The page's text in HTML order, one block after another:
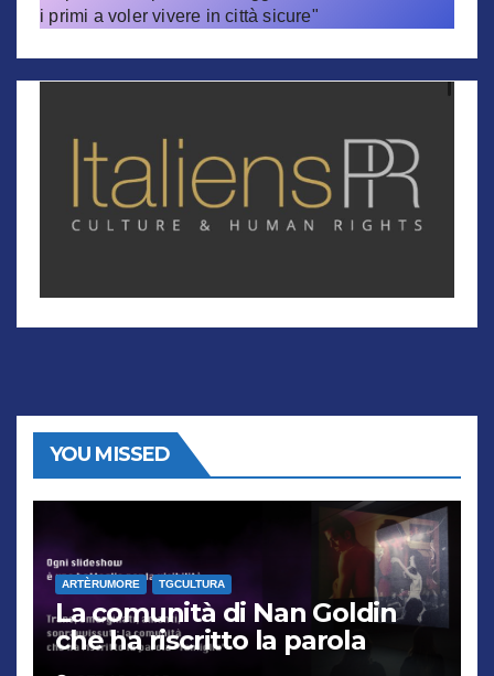
i primi a voler vivere in città sicure"
YOU MISSED
ARTÈRUMORE TGCULTURA
La comunità di Nan Goldin
che ha riscritto la parola
“famiglia”